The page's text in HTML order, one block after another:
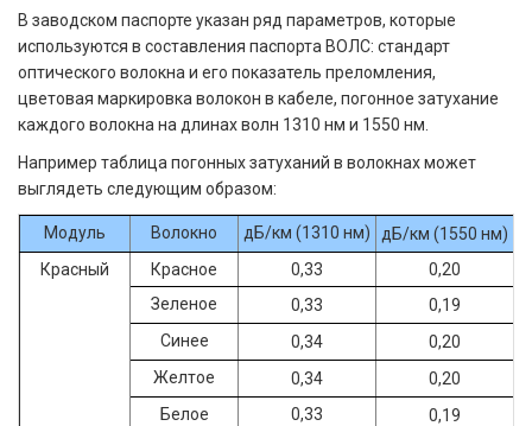
В заводском паспорте указан ряд параметров, которые
используются в составления паспорта ВОЛС: стандарт
оптического волокна и его показатель преломления,
цветовая маркировка волокон в кабеле, погонное затухание
каждого волокна на длинах волн 1310 нм и 1550 нм.
Например таблица погонных затуханий в волокнах может
выглядеть следующим образом:
Модуль Волокно дБ/км (1310 нм)
дБ/км (1550 нм)
Красный
Красное 0,33
0,20
Зеленое
0,33
0,19
Синее
0,34
0,20
Желтое
0,34
0,20
Белое
0,33
0,19